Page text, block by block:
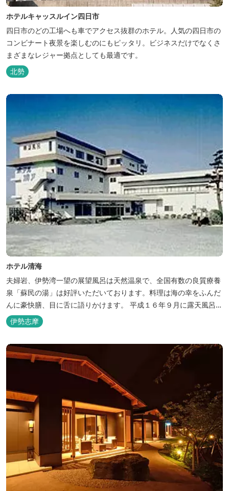
ホテルキャッスルイン四日市
四日市のどの工場へも車でアクセス抜群のホテル。人気の四日市の
コンビナート夜景を楽しむのにもピッタリ。ビジネスだけでなくさ
まざまなレジャー拠点としても最適です。
北勢
ホテル清海
夫婦岩、伊勢湾一望の展望風呂は天然温泉で、全国有数の良質療養
泉「蘇民の湯」は好評いただいております。料理は海の幸をふんだ
んに豪快膳、目に舌に語りかけます。 平成１６年９月に露天風呂が
オープンしました。
伊勢志摩